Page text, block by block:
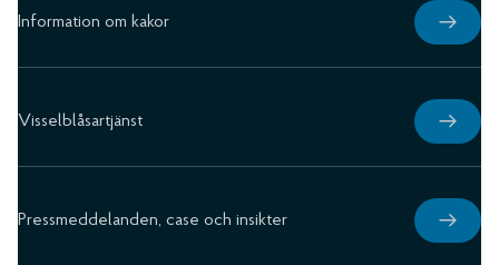
Information om kakor
Visselblåsartjänst
Pressmeddelanden, case och insikter